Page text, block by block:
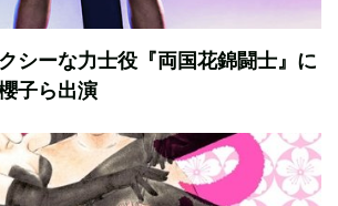
シーな力士役『両国花錦闘士』に
子ら出演